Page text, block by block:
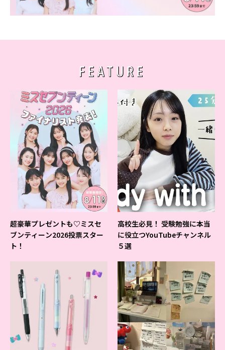
FEATURE
超豪華プレゼントも♡ミスセ
ブンティーン2026投票スター
ト！
高校生必見！ 受験勉強に本当
に役立つYouTubeチャンネル
５選